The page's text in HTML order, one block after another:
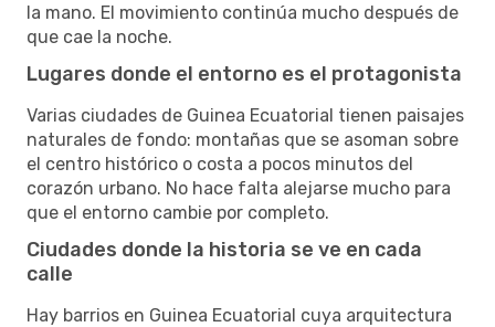
la mano. El movimiento continúa mucho después de
que cae la noche.
Lugares donde el entorno es el protagonista
Varias ciudades de Guinea Ecuatorial tienen paisajes
naturales de fondo: montañas que se asoman sobre
el centro histórico o costa a pocos minutos del
corazón urbano. No hace falta alejarse mucho para
que el entorno cambie por completo.
Ciudades donde la historia se ve en cada
calle
Hay barrios en Guinea Ecuatorial cuya arquitectura